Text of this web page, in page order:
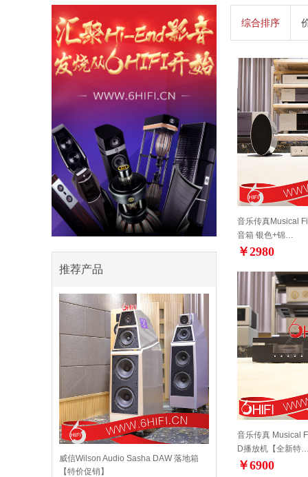
推荐产品
威信Wilson Audio Sasha DAW 落地箱
【特价促销】
综合排序
音乐传真Musical
音箱 银色+锦…
￥2980
音乐传真 Musical
D播放机【全新特
￥6900